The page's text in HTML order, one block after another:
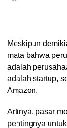
Meskipun
mata bahwa
adalah
adalah startup,
Amazon.
Artinya, pasar
pentingnya